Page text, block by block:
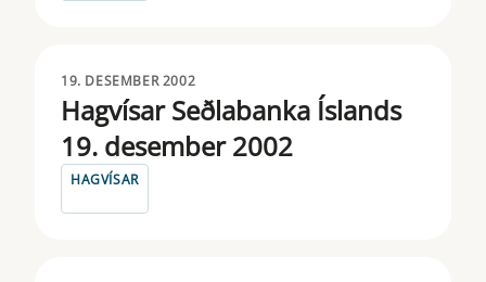
19. DESEMBER 2002
Hagvísar Seðlabanka Íslands
19. desember 2002
HAGVÍSAR